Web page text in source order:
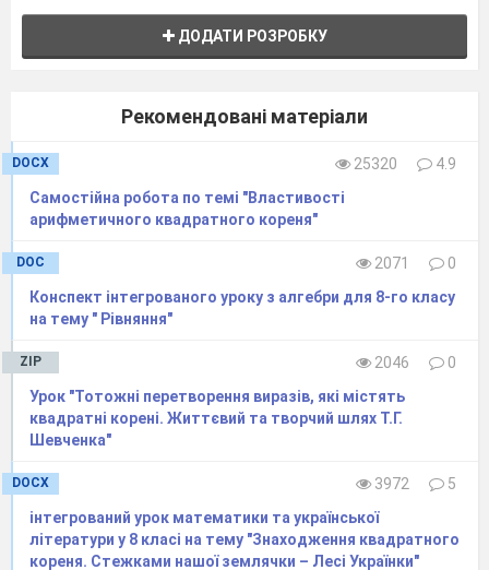
ДОДАТИ РОЗРОБКУ
Рекомендовані матеріали
DOCX 25320
4.9
Самостійна робота по темі "Властивості
арифметичного квадратного кореня"
DOC 2071
0
Конспект інтегрованого уроку з алгебри для 8-го класу
на тему " Рівняння"
ZIP 2046
0
Урок "Тотожні перетворення виразів, які містять
квадратні корені. Життєвий та творчий шлях Т.Г.
Шевченка"
DOCX 3972
5
інтегрований урок математики та української
літератури у 8 класі на тему "Знаходження квадратного
кореня. Стежками нашої землячки – Лесі Українки"